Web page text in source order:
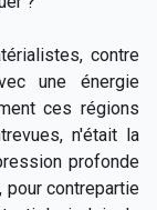
contre
une énergie
ces régions
n'était la
profonde
pour contrepartie